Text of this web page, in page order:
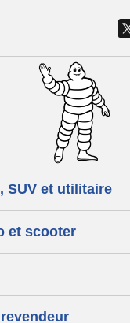
SUV et utilitaire
et scooter